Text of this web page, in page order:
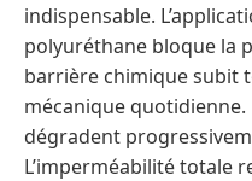
indispensable.
polyuréthane bloque la
barrière chimique subit
mécanique quotidienne.
dégradent
L’imperméabilité totale